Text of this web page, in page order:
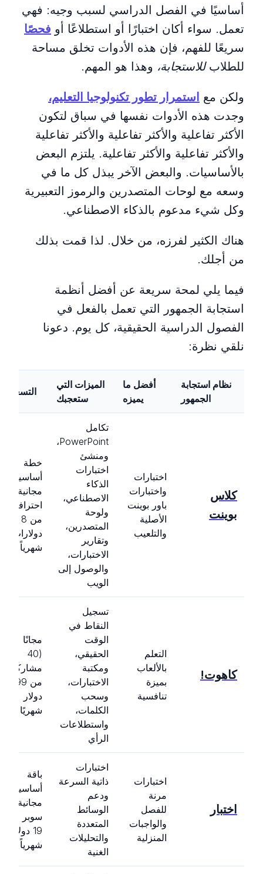
أساسيًا في الفصل الدراسي لسبب وجيه: فهي
تعمل. سواء أكان اختبارًا أو استطلاعًا أو فحصًا
سريعًا للفهم، فإن هذه الأدوات تخلق مساحة
للطلابللاستجابة، وهذا هو المهم.
ولكن مع استمرار تطور تكنولوجيا التعليم،
وجدت هذه الأدوات نفسها في سباق لتكون
الأكثر تفاعلية والأكثر تفاعلية والأكثر تفاعلية
والأكثر تفاعلية والأكثر تفاعلية. يلتزم البعض
بالأساسيات. والبعض الآخر يبذل كل ما في
وسعه مع لوحات المتصدرين والرموز التعبيرية
وكل شيء مدعوم بالذكاء الاصطناعي.
هناك الكثير لفرزه، من خلال. لذا قمت بذلك
من أجلك.
فيما يلي لمحة سريعة عن أفضل أنظمة
استجابة الجمهور التي تعمل بالفعل في
الفصول الدراسية الحقيقية، كل يوم. دعونا
نلقي نظرة:
نظام استجابة
الجمهور
أفضل ما
يميزه
الميزات التي
ستعجبك
التسعير
كلاس
بوينت
اختبارات
واختبارات
باور بوينت
الأصلية
والتلعيب
تكامل
PowerPoint،
ومنشئ
اختبارات
الذكاء
الاصطناعي،
ولوحة
المتصدرين،
وتقارير
الاختبارات،
والوصول إلى
الويب
خطة
أساسية
مجانية،
احترافية
من 8
دولارات
شهرياً
كاهوت!
التعلم
بالألعاب
بميزة
تنافسية
تسجيل
النقاط في
الوقت
الحقيقي،
ومكتبة
الاختبارات،
وسحب
الكلمات،
واستطلاعات
الرأي
مجانًا
(40
مشاركًا)،
من 3.99
دولار
شهريًا
اختبار
اختبارات
مرنة
للفصل
والواجبات
المنزلية
اختبارات
ذاتية السرعة
ودعم
الوسائط
المتعددة
والتحليلات
الغنية
باقة
أساسية
مجانية،
سوبر من
19 دولاراً
شهرياً